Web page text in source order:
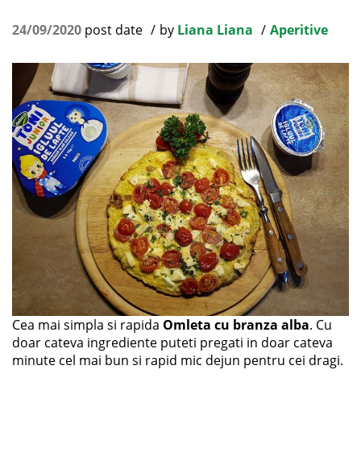
24/09/2020 post date by Liana Liana Aperitive
Cea mai simpla si rapida Omleta cu branza alba. Cu
doar cateva ingrediente puteti pregati in doar cateva
minute cel mai bun si rapid mic dejun pentru cei dragi.